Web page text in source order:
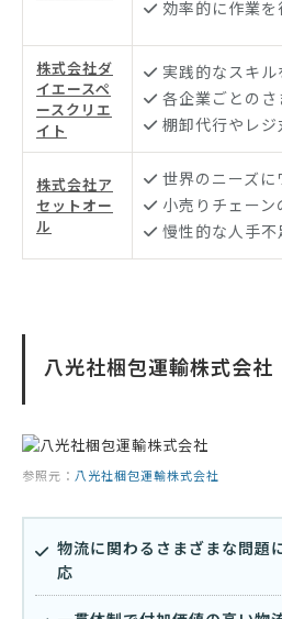
効率的に作業
株式会社ダ
イエースペ
ースクリエ
イト
実践的なスキ
各企業ごとのさ
棚卸代行やレ
株式会社ア
セットオー
ル
世界のニーズ
小売りチェー
慢性的な人手
八光社梱包運輸株式会社
参照元： 八光社梱包運輸株式会社
物流に関わるさまざまな問題
応